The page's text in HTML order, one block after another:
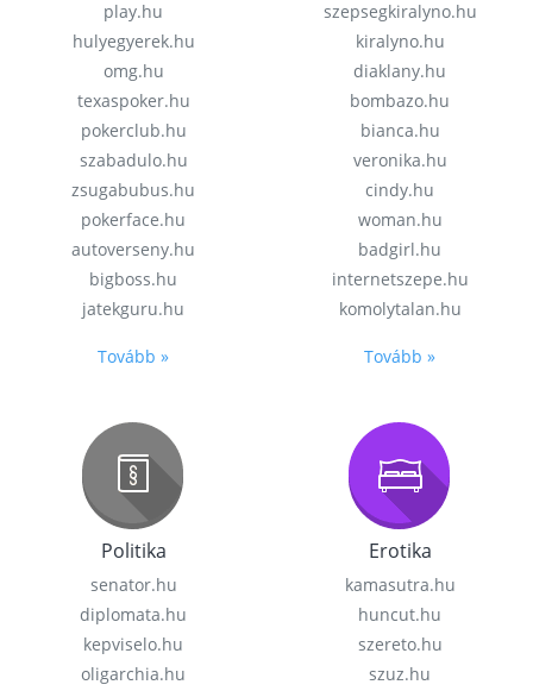
play.hu
hulyegyerek.hu
omg.hu
texaspoker.hu
pokerclub.hu
szabadulo.hu
zsugabubus.hu
pokerface.hu
autoverseny.hu
bigboss.hu
jatekguru.hu
Tovább »
szepsegkiralyno.hu
kiralyno.hu
diaklany.hu
bombazo.hu
bianca.hu
veronika.hu
cindy.hu
woman.hu
badgirl.hu
internetszepe.hu
komolytalan.hu
Tovább »
Politika
senator.hu
diplomata.hu
kepviselo.hu
oligarchia.hu
Erotika
kamasutra.hu
huncut.hu
szereto.hu
szuz.hu